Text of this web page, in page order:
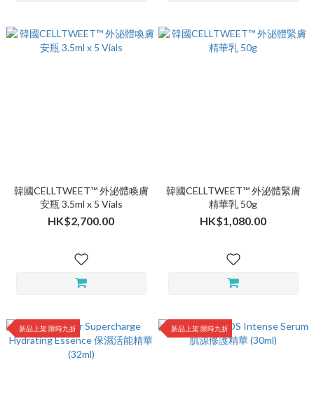
韓國CELLTWEET™ 外泌體喚膚
安瓶 3.5ml x 5 Vials
HK$2,700.00
韓國CELLTWEET™ 外泌體緊膚
精華乳 50g
HK$1,080.00
新品上架 限時九折 新品上架 限時九折